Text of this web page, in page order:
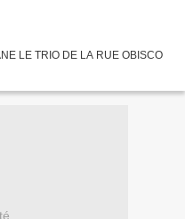
LE TRIO DE LA RUE OBISCO